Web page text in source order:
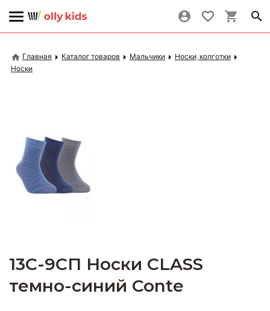
Главная Каталог товаров Мальчики
Носки, колготки
Носки
13С-9СП Носки CLASS
темно-синий Conte